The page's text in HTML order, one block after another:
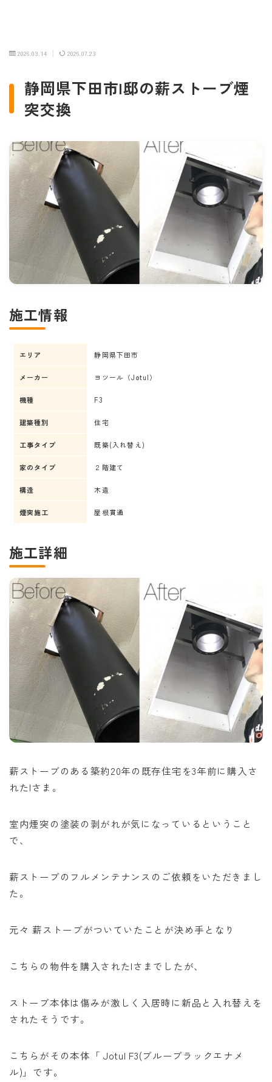
2026.03.14 2026.07.23
静岡県下田市I邸の薪ストーブ煙
突交換
施工情報
エリア 静岡県下田市
メーカー ヨツール（Jøtul）
機種 F3
建築種別 住宅
工事タイプ 既築(入れ替え)
家のタイプ ２階建て
構造 木造
煙突施工 屋根貫通
施工詳細
薪ストーブのある築約20年の既存住宅を3年前に購入さ
れたIさま。
室内煙突の塗装の剥がれが気になっているということ
で、
薪ストーブのフルメンテナンスのご依頼をいただきまし
た。
元々 薪ストーブがついていたことが決め手となり
こちらの物件を購入されたIさまでしたが、
ストーブ本体は傷みが激しく入居時に新品と入れ替えを
されたそうです。
こちらがその本体「 Jotul F3(ブルーブラックエナメ
ル)」です。